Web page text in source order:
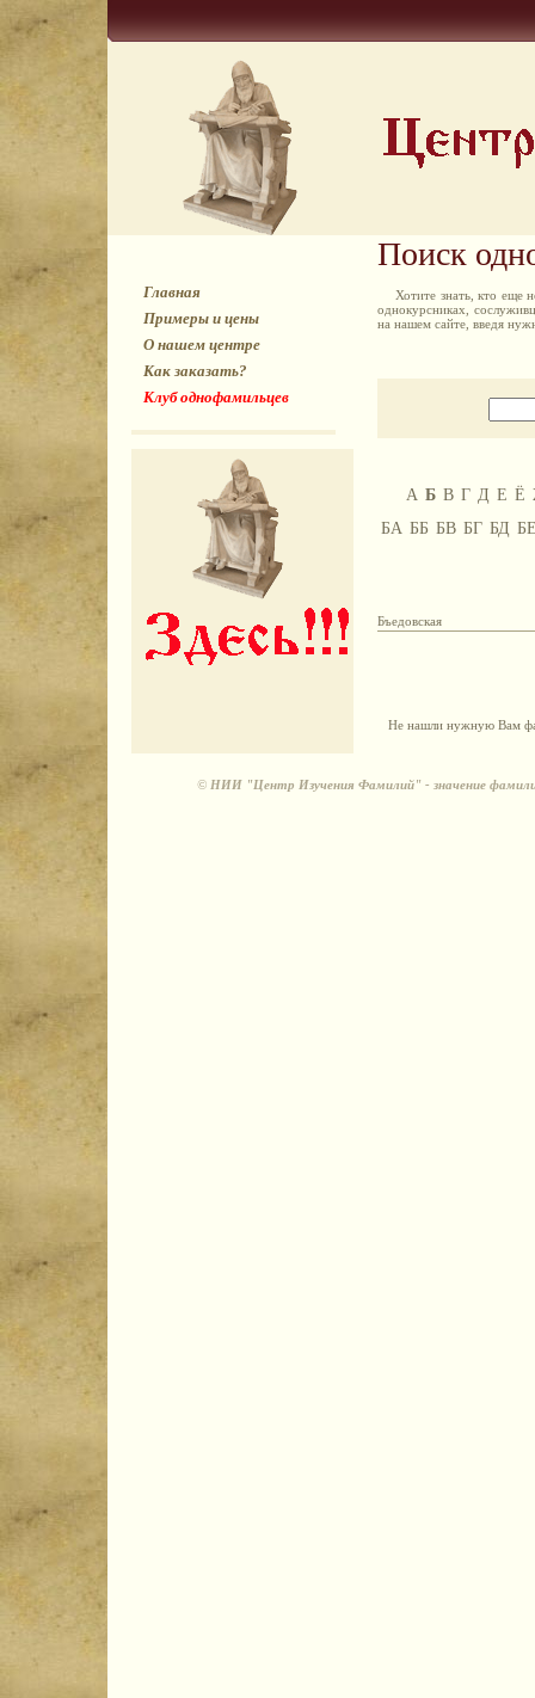
Главная
Примеры и цены
О нашем центре
Как заказать?
Клуб однофамильцев
Поиск
Хотите знать, кто еще
однокурсниках,
на нашем сайте, введя
А Б В Г Д Е Ё
БА ББ БВ БГ БД
Бъедовская
Не нашли нужную Вам
© НИИ "Центр Изучения Фамилий" - значение